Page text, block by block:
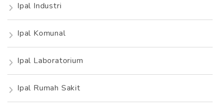
Ipal Industri
Ipal Komunal
Ipal Laboratorium
Ipal Rumah Sakit